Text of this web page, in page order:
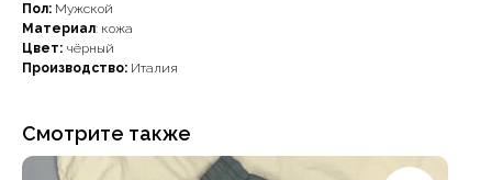
Пол: Мужской
Материал: кожа
Цвет: чёрный
Производство: Италия
Смотрите также